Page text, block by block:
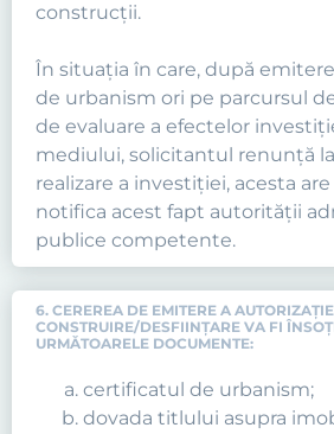
construcţii.
În situaţia în care, după
de urbanism ori pe parcursul
de evaluare a efectelor
mediului, solicitantul renunţă
realizare a investiţiei, acesta
notifica acest fapt autorităţii
publice competente.
6. CEREREA DE EMITERE A
CONSTRUIRE/DESFIINŢARE VA FI
URMĂTOARELE DOCUMENTE:
certificatul de urbanism;
dovada titlului asupra